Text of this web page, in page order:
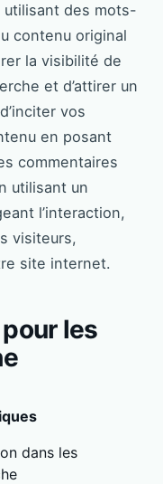
utilisant des mots-
contenu original
la visibilité de
et d’attirer un
vos
en posant
commentaires
utilisant un
l’interaction,
visiteurs,
site internet.
les
dans les